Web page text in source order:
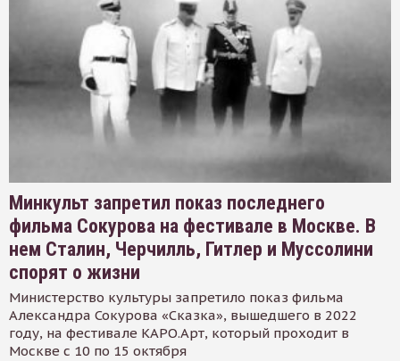
Минкульт запретил показ последнего
фильма Сокурова на фестивале в Москве. В
нем Сталин, Черчилль, Гитлер и Муссолини
спорят о жизни
Министерство культуры запретило показ фильма
Александра Сокурова «Сказка», вышедшего в 2022
году, на фестивале КАРО.Арт, который проходит в
Москве с 10 по 15 октября